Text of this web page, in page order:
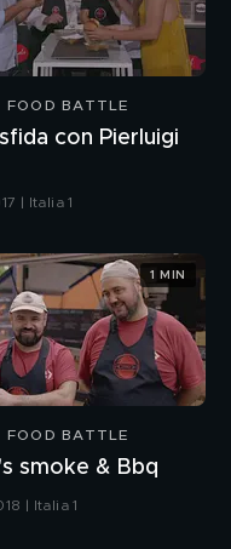
FOOD BATTLE
con Pierluigi
| Italia 1
FOOD BATTLE
smoke & Bbq
| Italia 1
1 MIN